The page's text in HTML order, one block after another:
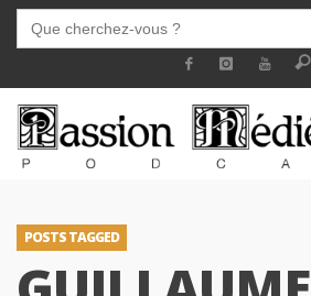
SEARCH
FOR:
POSTS TAGGED